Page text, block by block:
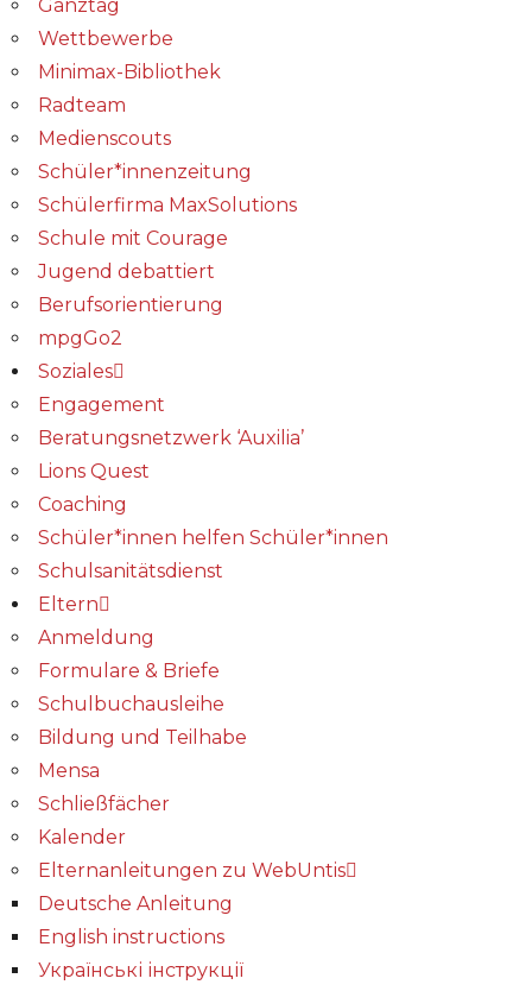
Ganztag
Wettbewerbe
Minimax-Bibliothek​
Radteam
Medienscouts
Schüler*innenzeitung
Schülerfirma MaxSolutions
Schule mit Courage
Jugend debattiert
Berufsorientierung
mpgGo2
Soziales
Engagement
Beratungsnetzwerk ‘Auxilia’
Lions Quest
Coaching
Schüler*innen helfen Schüler*innen
Schulsanitätsdienst
Eltern
Anmeldung
Formulare & Briefe
Schulbuchausleihe
Bildung und Teilhabe
Mensa
Schließfächer
Kalender
Elternanleitungen zu WebUntis
Deutsche Anleitung
English instructions
Українські інструкції